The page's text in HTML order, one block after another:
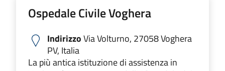
Ospedale Civile Voghera
IndirizzoVia Volturno, 27058 Voghera
PV, Italia
La più antica istituzione di assistenza in